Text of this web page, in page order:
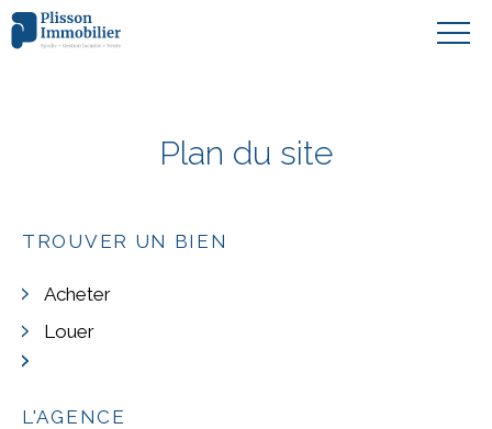
Plan du site
TROUVER UN BIEN
Acheter
Louer
L'AGENCE